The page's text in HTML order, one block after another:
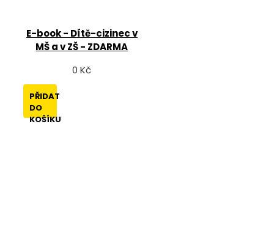
E-book - Dítě-cizinec v
MŠ a v ZŠ - ZDARMA
0 Kč
PŘIDAT
DO
KOŠÍKU